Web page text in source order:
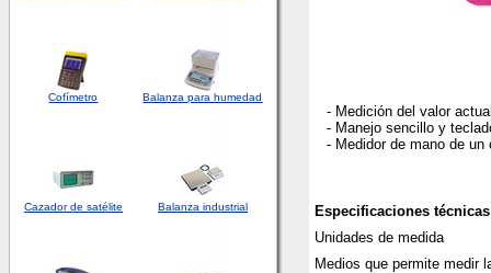
Cofímetro Balanza para humedad
Cazador de satélite Balanza industrial
- Medición del valor
- Manejo sencillo y
- Medidor de mano de un
Especificaciones técnicas
Unidades de medida
Medios que permite medir